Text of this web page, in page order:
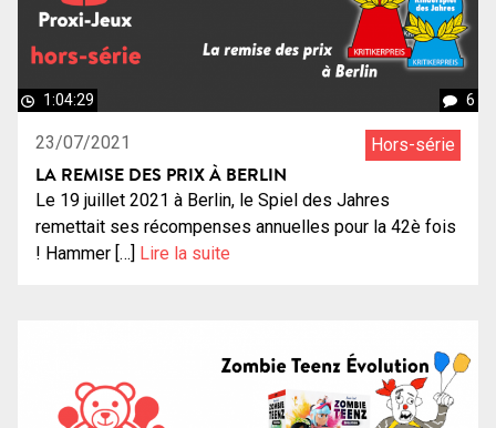
1:04:29 6
23/07/2021 Hors-série
LA REMISE DES PRIX À BERLIN
Le 19 juillet 2021 à Berlin, le Spiel des Jahres
remettait ses récompenses annuelles pour la 42è fois
! Hammer […]
Lire la suite